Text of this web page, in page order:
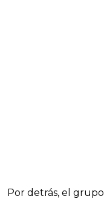
Por detrás, el